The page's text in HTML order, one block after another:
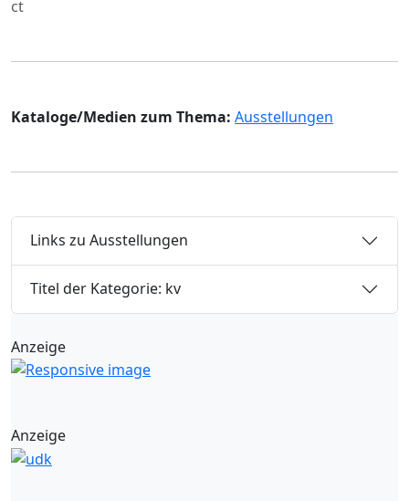
ct
Kataloge/Medien zum Thema: Ausstellungen
Links zu Ausstellungen
Titel der Kategorie: kv
Anzeige
Anzeige